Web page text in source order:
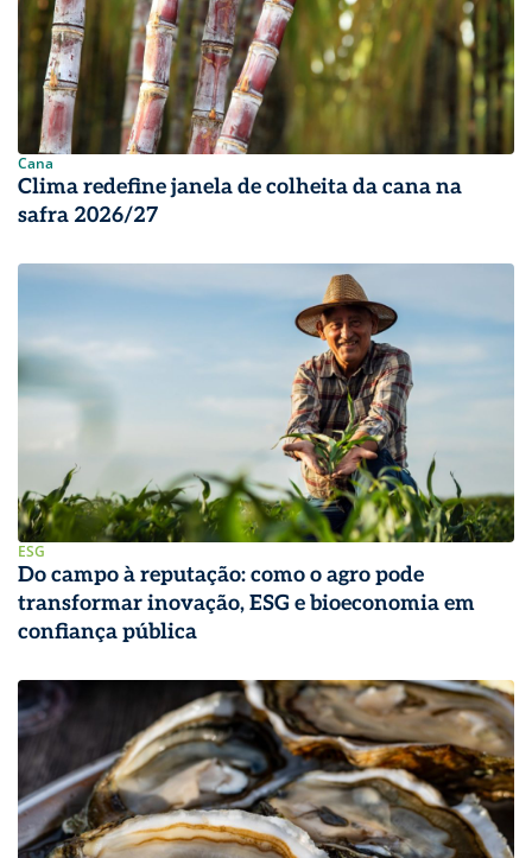
Cana
Clima redefine janela de colheita da cana na
safra 2026/27
ESG
Do campo à reputação: como o agro pode
transformar inovação, ESG e bioeconomia em
confiança pública